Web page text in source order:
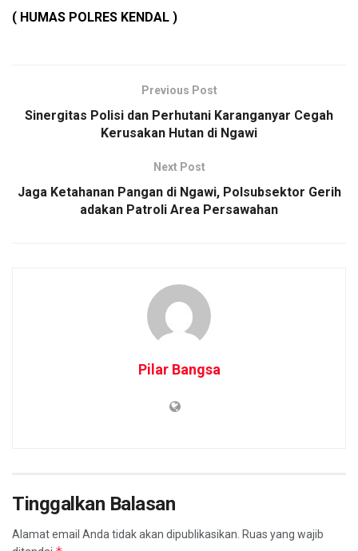
( HUMAS POLRES KENDAL )
Previous Post
Sinergitas Polisi dan Perhutani Karanganyar Cegah
Kerusakan Hutan di Ngawi
Next Post
Jaga Ketahanan Pangan di Ngawi, Polsubsektor Gerih
adakan Patroli Area Persawahan
Pilar Bangsa
Tinggalkan Balasan
Alamat email Anda tidak akan dipublikasikan. Ruas yang wajib